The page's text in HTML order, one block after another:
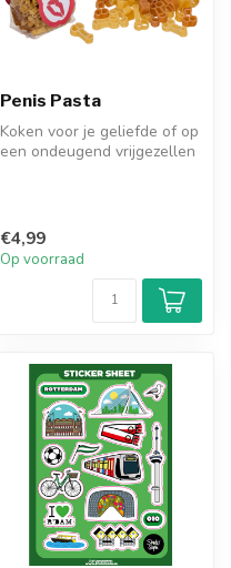
Penis Pasta
Koken voor je geliefde of op
een ondeugend vrijgezellen
€4,99
Op voorraad